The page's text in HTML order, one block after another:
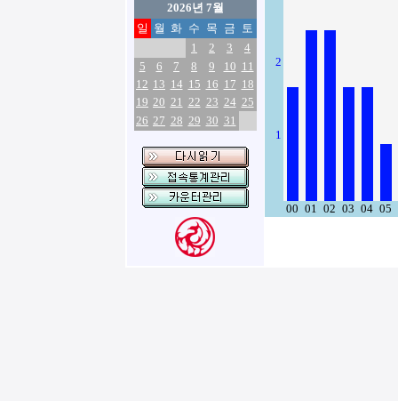
2026년 7월
일 월 화 수 목 금 토
1
2 3
4
5
6 7 8 9 10 11
12 13 14 15 16 17 18
19 20 21 22 23 24 25
26 27 28 29 30 31
2
1
00 01 02 03 04 05